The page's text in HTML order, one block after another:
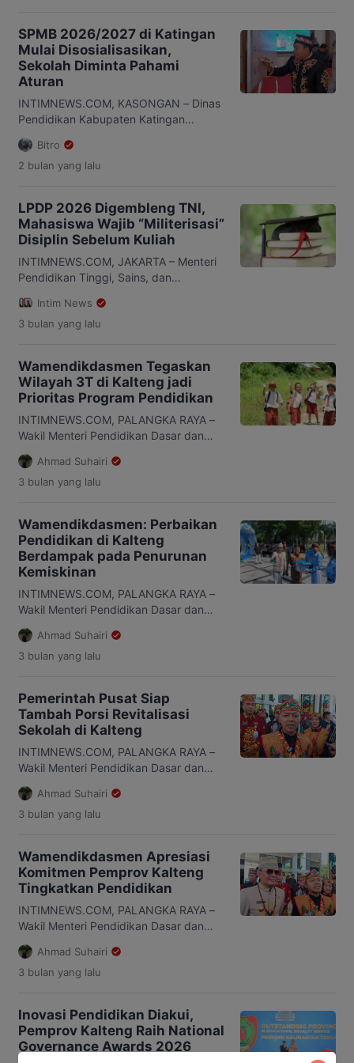
SPMB 2026/2027 di Katingan
Mulai Disosialisasikan,
Sekolah Diminta Pahami
Aturan
INTIMNEWS.COM, KASONGAN – Dinas
Pendidikan Kabupaten Katingan
Penerimaan Murid Baru (SPMB) Tahun
Ajaran 2026/2027 di Aula Dinas
sekitar 200 peserta dari sejumlah
kecamatan di Kabupaten Katingan.
Peserta yang hadir berasal dari
Kecamatan Katingan Hilir, Tewang
Sanggalang Garing, Pulau Malan,
Sosialisasi itu […]
Bitro
2 bulan yang lalu
LPDP 2026 Digembleng TNI,
Mahasiswa Wajib “Militerisasi”
Disiplin Sebelum Kuliah
INTIMNEWS.COM, JAKARTA – Menteri
Pendidikan Tinggi, Sains, dan
seluruh penerima beasiswa LPDP
angkatan 2026 mengikuti pembekalan
Program ini menyasar 206 peserta
jenjang magister dan doktor, baik
tujuan dalam negeri maupun luar
negeri. Selama lima hari, peserta akan
mengikuti pembekalan di Gedung […]
Intim News
3 bulan yang lalu
Wamendikdasmen Tegaskan
Wilayah 3T di Kalteng jadi
Prioritas Program Pendidikan
INTIMNEWS.COM, PALANGKA RAYA –
Wakil Menteri Pendidikan Dasar dan
Menengah (Wamendikdasmen) RI, Fajar
Riza Ul Haq, menegaskan wilayah
tertinggal, terdepan, dan terluar (3T) di
dalam program pendidikan. Hal itu
disampaikan Fajar usai mengikuti
upacara Hari Pendidikan Nasional di
Halaman Kantor Gubernur Kalteng,
Sabtu, 2 Mei 2026 lalu. […]
Ahmad Suhairi
3 bulan yang lalu
Wamendikdasmen: Perbaikan
Pendidikan di Kalteng
Berdampak pada Penurunan
Kemiskinan
INTIMNEWS.COM, PALANGKA RAYA –
Wakil Menteri Pendidikan Dasar dan
Menengah (Wamendikdasmen) RI, Fajar
Riza Ul Haq, menilai perbaikan sektor
pendidikan di Kalimantan Tengah
disampaikannya usai mengikuti
upacara Hari Pendidikan Nasional di
Halaman Kantor Gubernur Kalteng,
Sabtu, 2 Mei 2026. Menurut Fajar, tren
pendidikan di Kalteng menunjukkan […]
Ahmad Suhairi
3 bulan yang lalu
Pemerintah Pusat Siap
Tambah Porsi Revitalisasi
Sekolah di Kalteng
INTIMNEWS.COM, PALANGKA RAYA –
Wakil Menteri Pendidikan Dasar dan
Menengah (Wamendikdasmen) RI, Fajar
Riza Ul Haq, membuka peluang
penambahan porsi revitalisasi sekolah
saat diwawancarai usai menghadiri
upacara Hari Pendidikan Nasional di
Halaman Kantor Gubernur Kalteng,
Sabtu, 2 Mei 2026. Fajar mengatakan,
pemerintah pusat melihat Kalteng
sebagai […]
Ahmad Suhairi
3 bulan yang lalu
Wamendikdasmen Apresiasi
Komitmen Pemprov Kalteng
Tingkatkan Pendidikan
INTIMNEWS.COM, PALANGKA RAYA –
Wakil Menteri Pendidikan Dasar dan
Menengah (Wamendikdasmen) RI, Fajar
Riza Ul Haq, mengapresiasi komitmen
Pemerintah Provinsi (Pemprov)
pendidikan. Hal itu disampaikannya
usai mengikuti upacara peringatan Hari
Pendidikan Nasional di Halaman Kantor
Ahmad Suhairi
3 bulan yang lalu
Inovasi Pendidikan Diakui,
Pemprov Kalteng Raih National
Governance Awards 2026